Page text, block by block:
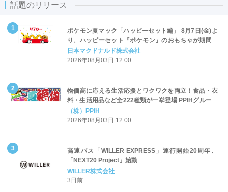
話題のリリース
ポケモン夏マック「ハッピーセット編」 8月7日(金)よ
り、ハッピーセット『ポケモン』のおもちゃが期間限
定登場
日本マクドナルド株式会社
2026年08月03日 12:00
物価高に応える生活応援とワクワクを両立！食品・衣
料・生活用品など全222種類が一挙登場 PPIHグループ
「夏福袋」＆セール 8月6日(木)より順次スタート
（株）PPIH
2026年08月03日 12:00
高速バス「WILLER EXPRESS」運行開始20周年、
「NEXT20 Project」始動
WILLER株式会社
3日前